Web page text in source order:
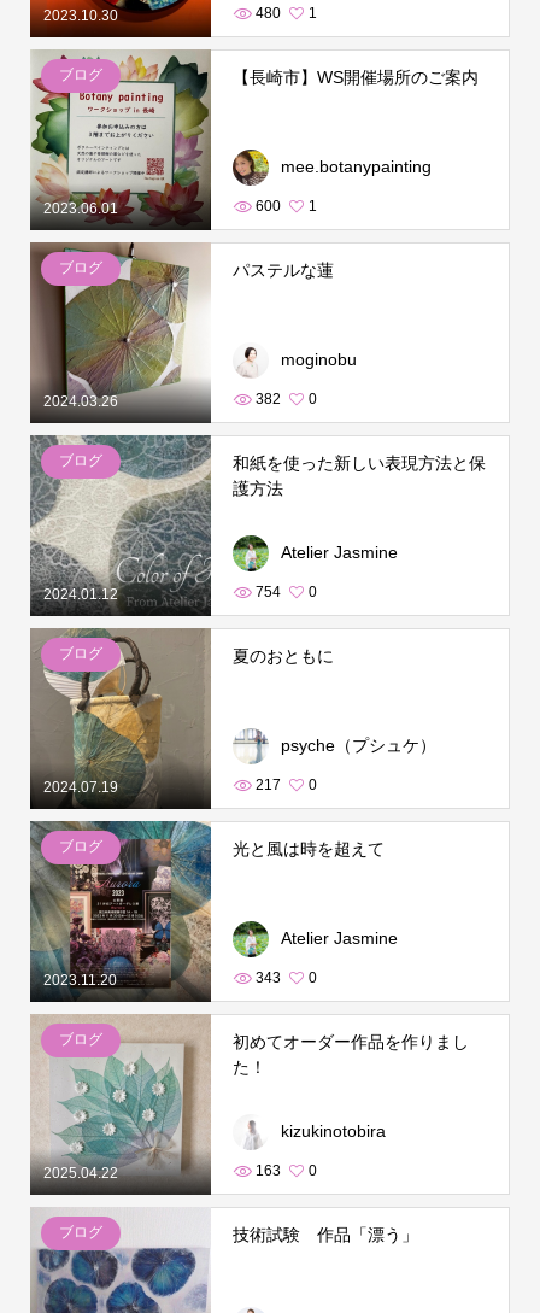
2023.10.30 480 1
ブログ
2023.06.01
【長崎市】WS開催場所のご案内
mee.botanypainting
600 1
ブログ
2024.03.26
パステルな蓮
moginobu
382 0
ブログ
2024.01.12
和紙を使った新しい表現方法と保
護方法
Atelier Jasmine
754 0
ブログ
2024.07.19
夏のおともに
psyche（プシュケ）
217 0
ブログ
2023.11.20
光と風は時を超えて
Atelier Jasmine
343 0
ブログ
2025.04.22
初めてオーダー作品を作りまし
た！
kizukinotobira
163 0
ブログ 技術試験 作品「漂う」